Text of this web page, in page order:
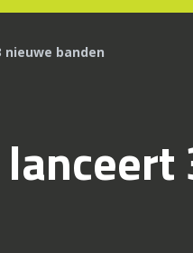
banden